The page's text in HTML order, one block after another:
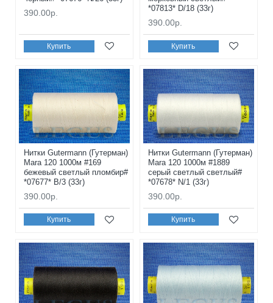
390.00р.
Купить
*07813* D/18 (33г)
390.00р.
Купить
Нитки Gutermann (Гутерман)
Mara 120 1000м #169
бежевый светлый пломбир#
*07677* B/3 (33г)
390.00р.
Купить
Нитки Gutermann (Гутерман)
Mara 120 1000м #1889
серый светлый светлый#
*07678* N/1 (33г)
390.00р.
Купить